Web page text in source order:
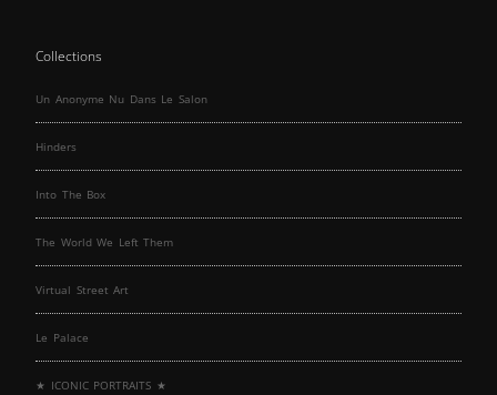
Collections
Un Anonyme Nu Dans Le Salon
Hinders
Into The Box
The World We Left Them
Virtual Street Art
Le Palace
★ ICONIC PORTRAITS ★